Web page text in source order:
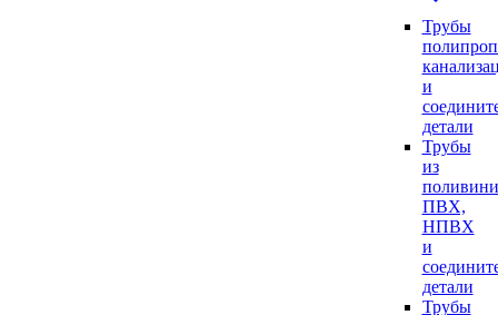
Трубы
и
детали
Трубы
из
ПВХ,
НПВХ
и
детали
Трубы